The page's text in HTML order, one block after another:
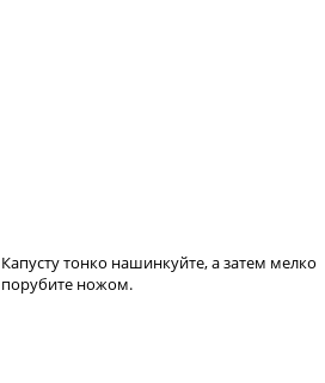
Капусту тонко нашинкуйте, а затем мелко
порубите ножом.